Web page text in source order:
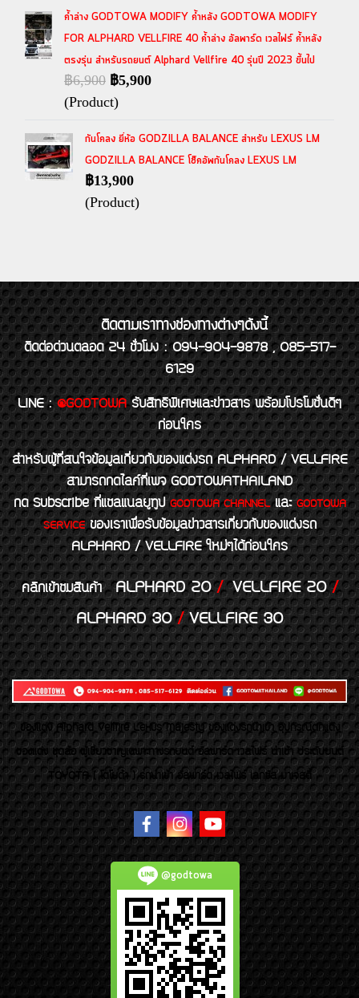
ค้ำล่าง GODTOWA MODIFY ค้ำหลัง GODTOWA MODIFY
FOR ALPHARD VELLFIRE 40 ค้ำล่าง อัลพาร์ด เวลไฟร์ ค้ำหลัง
ตรงรุ่น สำหรับรถยนต์ Alphard Vellfire 40 รุ่นปี 2023 ขึ้นไป
฿6,900 ฿5,900
(Product)
กันโคลง ยี่ห้อ GODZILLA BALANCE สำหรับ LEXUS LM
GODZILLA BALANCE โช๊คอัพกันโคลง LEXUS LM
฿13,900
(Product)
ติดตามเราทางช่องทางต่างๆดังนี้
ติดต่อด่วนตลอด 24 ชั่วโมง : 094-904-9878 , 085-517-
6129
LINE : @GODTOWA รับสิทธิพิเศษและข่าวสาร พร้อมโปรโมชั่นดีๆ
ก่อนใคร
สำหรับผู้ที่สนใจข้อมูลเกี่ยวกับของแต่งรถ ALPHARD / VELLFIRE
สามารถกดไลค์ที่เพจ GODTOWATHAILAND
กด Subscribe ที่แชลแนลยูทูปGODTOWA CHANNELและGODTOWA
SERVICEของเราเพื่อรับข้อมูลข่าวสารเกี่ยวกับของแต่งรถ
ALPHARD / VELLFIRE ใหม่ๆได้ก่อนใคร
คลิกเข้าชมสินค้า ALPHARD 20/VELLFIRE 20/
ALPHARD 30/VELLFIRE 30
ของเเต่ง Alphard Vellfire Lexus Majesty ของเเต่งรถนำเข้า อุปกรณ์ตกแต่ง
ของแต่ง ชุดล้อ ผู้เชี่ยวชาญเฉพาะทางรถยนต์ อัลพาร์ด เวลไฟร์ นำเข้า ประดับยนต์
TOYOTA ( โตโยต้า ) รถนำเข้า อัลพาร์ด เวลไฟร์ เลกซัส มาเจสตี้
@godtowa